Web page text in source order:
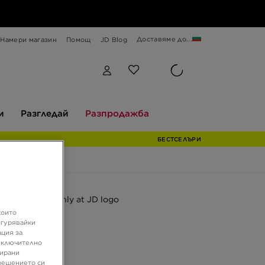
Намери магазин Помощ JD Blog Доставяме до...
Разгледай Разпродажба
БЕСТСЕЛЪРИ
за
си